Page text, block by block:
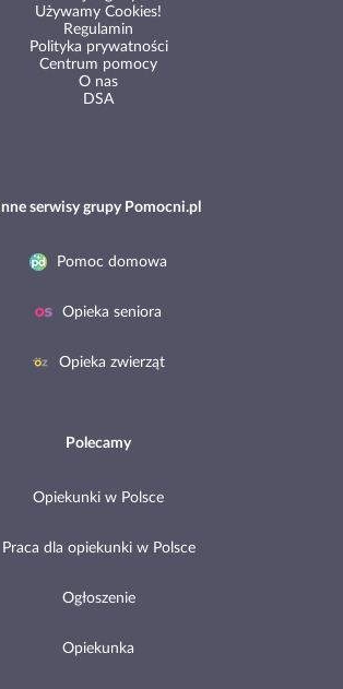
Używamy Cookies!
Regulamin
Polityka prywatności
Centrum pomocy
O nas
DSA
Inne serwisy grupy Pomocni.pl
Pomoc domowa
Opieka seniora
Opieka zwierząt
Polecamy
Opiekunki w Polsce
Praca dla opiekunki w Polsce
Ogłoszenie
Opiekunka